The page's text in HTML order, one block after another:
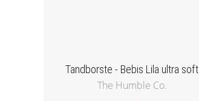
Tandborste - Bebis Lila ultra soft
The Humble Co.